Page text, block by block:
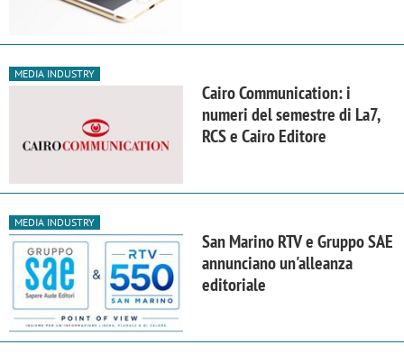
MEDIA INDUSTRY
Cairo Communication: i
numeri del semestre di La7,
RCS e Cairo Editore
MEDIA INDUSTRY
San Marino RTV e Gruppo SAE
annunciano un'alleanza
editoriale